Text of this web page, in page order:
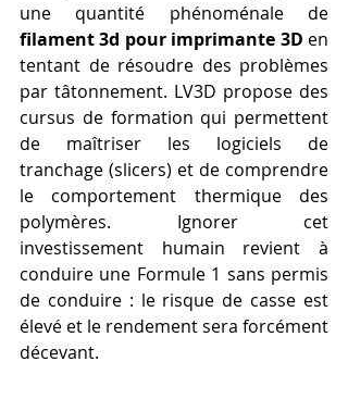
filament 3d pour imprimante 3D en
tentant de résoudre des problèmes
par tâtonnement. LV3D propose des
cursus de formation qui permettent
de maîtriser les logiciels de
tranchage (slicers) et de comprendre
le comportement thermique des
polymères. Ignorer cet
investissement humain revient à
conduire une Formule 1 sans permis
de conduire : le risque de casse est
élevé et le rendement sera forcément
décevant.